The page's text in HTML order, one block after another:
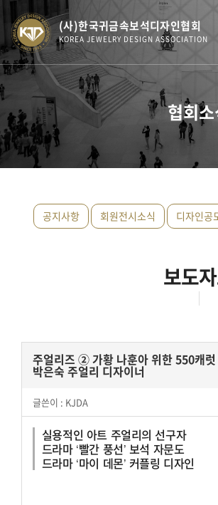
(사)한국귀금속보석디자인협회
KOREA JEWELRY DESIGN ASSOCIATION
협회
공지사항 회원전시소식 디자인공
보도
주얼리즈 ② 가황 나훈아 위한 550캐럿
박은숙 주얼리 디자이너
글쓴이 : KJDA
실용적인 아트 주얼리의 선구자
드라마 ‘빨간 풍선’ 보석 자문도
드라마 ‘마이 데몬’ 커플링 디자인